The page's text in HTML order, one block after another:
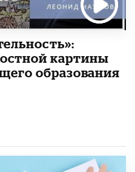
картины
образования